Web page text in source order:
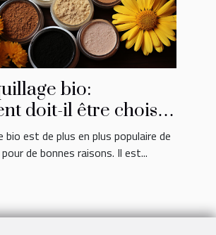
bio:
doit-il être choisi
bio est de plus en plus populaire de
de bonnes raisons. Il est...